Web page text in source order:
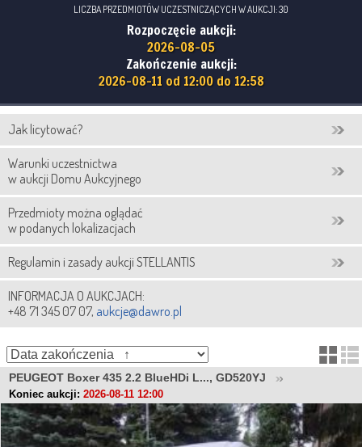
LICZBA PRZEDMIOTÓW UCZESTNICZĄCYCH W AUKCJI: 30
Rozpoczęcie aukcji:
2026-08-05
Zakończenie aukcji:
2026-08-11 od 12:00 do 12:58
Jak licytować?
Warunki uczestnictwa
w aukcji Domu Aukcyjnego
Przedmioty można oglądać
w podanych lokalizacjach
Regulamin i zasady aukcji STELLANTIS
INFORMACJA O AUKCJACH:
+48 71 345 07 07, aukcje@dawro.pl
PEUGEOT Boxer 435 2.2 BlueHDi L..., GD520YJ
Koniec aukcji: 2026-08-11 12:00